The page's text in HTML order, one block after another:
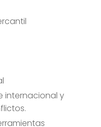
internacional y